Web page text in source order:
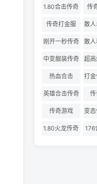
1.80合击传奇 传
传奇打金服
散
刚开一秒传奇
私服
散
中变靓装传奇 超
热血合击 打
英雄合击传奇
传奇游戏 变
1.80火龙传奇 176